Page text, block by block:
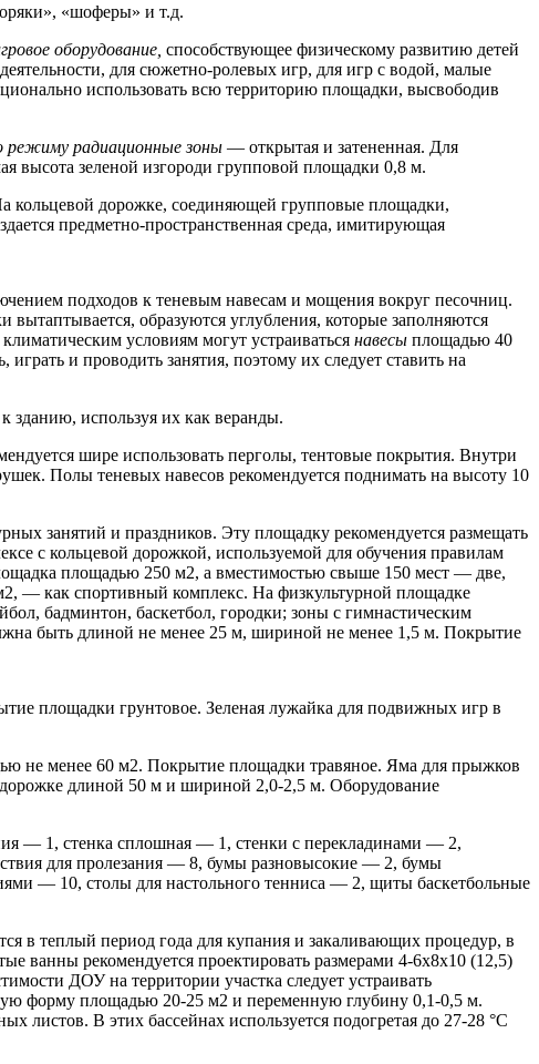
«шоферы» и т.д.
оборудование, способствующее физическому развитию детей
для сюжетно-ролевых игр, для игр с водой, малые
использовать всю территорию площадки, высвободив
режиму радиационные зоны — открытая и затененная. Для
высота зеленой изгороди групповой площадки 0,8 м.
кольцевой дорожке, соединяющей групповые площадки,
предметно-пространственная среда, имитирующая
подходов к теневым навесам и мощения вокруг песочниц.
образуются углубления, которые заполняются
условиям могут устраиваться навесы площадью 40
и проводить занятия, поэтому их следует ставить на
зданию, используя их как веранды.
шире использовать перголы, тентовые покрытия. Внутри
Полы теневых навесов рекомендуется поднимать на высоту 10
занятий и праздников. Эту площадку рекомендуется размещать
с кольцевой дорожкой, используемой для обучения правилам
площадью 250 м2, а вместимостью свыше 150 мест — две,
— как спортивный комплекс. На физкультурной площадке
бадминтон, баскетбол, городки; зоны с гимнастическим
быть длиной не менее 25 м, шириной не менее 1,5 м. Покрытие
площадки грунтовое. Зеленая лужайка для подвижных игр в
не менее 60 м2. Покрытие площадки травяное. Яма для прыжков
длиной 50 м и шириной 2,0-2,5 м. Оборудование
— 1, стенка сплошная — 1, стенки с перекладинами — 2,
для пролезания — 8, бумы разновысокие — 2, бумы
— 10, столы для настольного тенниса — 2, щиты баскетбольные
в теплый период года для купания и закаливающих процедур, в
ванны рекомендуется проектировать размерами 4-6x8x10 (12,5)
ДОУ на территории участка следует устраивать
форму площадью 20-25 м2 и переменную глубину 0,1-0,5 м.
листов. В этих бассейнах используется подогретая до 27-28 °С